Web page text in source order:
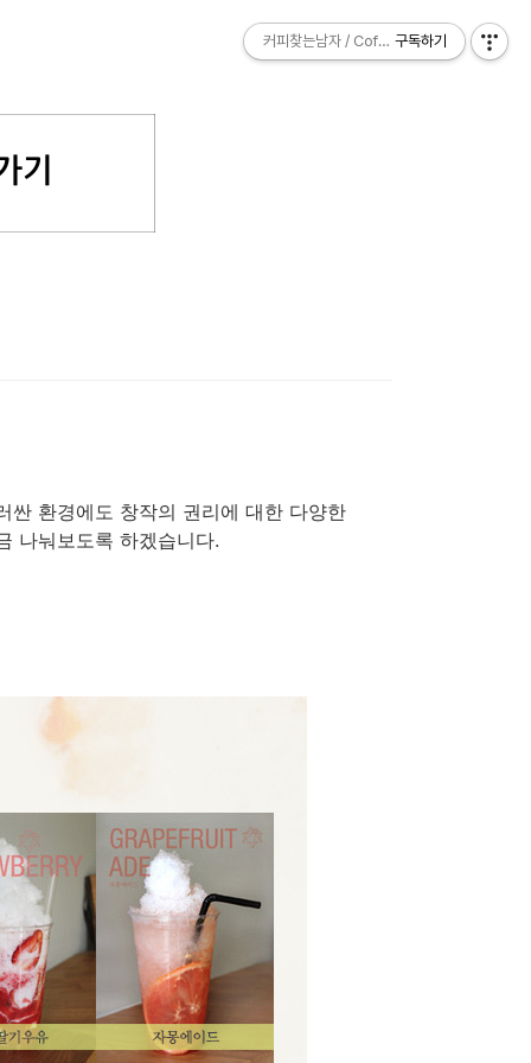
커피찾는남자 / Coffee Explorer
구독하기
환경에도 창작의 권리에 대한 다양한
나눠보도록 하겠습니다.
커피찾는남자 / Coffee Explorer
구독하기